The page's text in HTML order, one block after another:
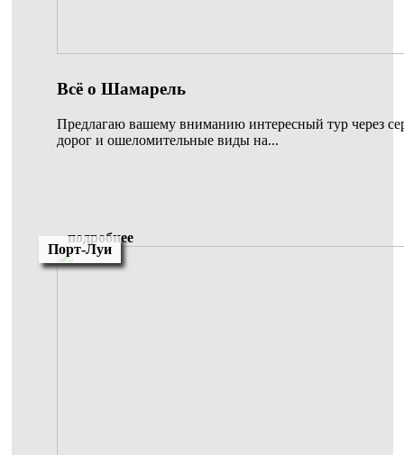
Всё о Шамарель
Предлагаю вашему вниманию интересный тур через
дорог и ошеломительные виды на...
подробнее
Порт-Луи